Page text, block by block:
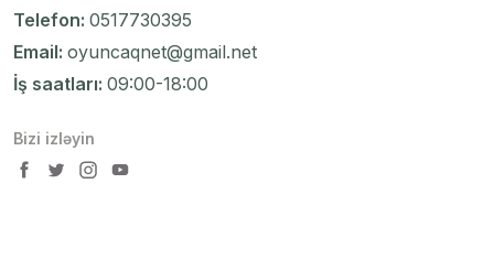
Telefon: 0517730395
Email: oyuncaqnet@gmail.net
İş saatları: 09:00-18:00
Bizi izləyin